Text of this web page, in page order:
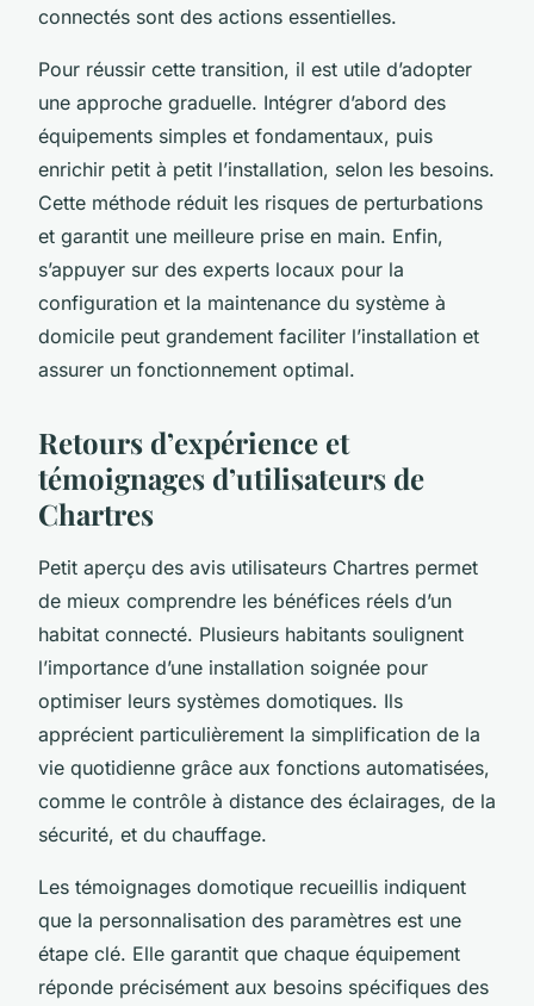
connectés sont des actions essentielles.
Pour réussir cette transition, il est utile d’adopter
une approche graduelle. Intégrer d’abord des
équipements simples et fondamentaux, puis
enrichir petit à petit l’installation, selon les besoins.
Cette méthode réduit les risques de perturbations
et garantit une meilleure prise en main. Enfin,
s’appuyer sur des experts locaux pour la
configuration et la maintenance du système à
domicile peut grandement faciliter l’installation et
assurer un fonctionnement optimal.
Retours d’expérience et
témoignages d’utilisateurs de
Chartres
Petit aperçu des avis utilisateurs Chartres permet
de mieux comprendre les bénéfices réels d’un
habitat connecté. Plusieurs habitants soulignent
l’importance d’une installation soignée pour
optimiser leurs systèmes domotiques. Ils
apprécient particulièrement la simplification de la
vie quotidienne grâce aux fonctions automatisées,
comme le contrôle à distance des éclairages, de la
sécurité, et du chauffage.
Les témoignages domotique recueillis indiquent
que la personnalisation des paramètres est une
étape clé. Elle garantit que chaque équipement
réponde précisément aux besoins spécifiques des